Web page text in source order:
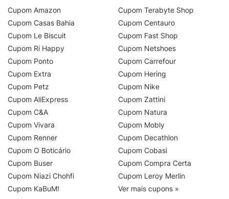
Cupom Amazon
Cupom Casas Bahia
Cupom Le Biscuit
Cupom Ri Happy
Cupom Ponto
Cupom Extra
Cupom Petz
Cupom AliExpress
Cupom C&A
Cupom Vivara
Cupom Renner
Cupom O Boticário
Cupom Buser
Cupom Niazi Chohfi
Cupom KaBuM!
Cupom Terabyte Shop
Cupom Centauro
Cupom Fast Shop
Cupom Netshoes
Cupom Carrefour
Cupom Hering
Cupom Nike
Cupom Zattini
Cupom Natura
Cupom Mobly
Cupom Decathlon
Cupom Cobasi
Cupom Compra Certa
Cupom Leroy Merlin
Ver mais cupons »